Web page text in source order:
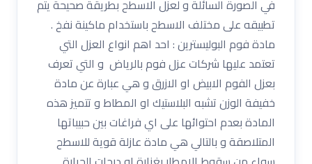
في الصورة السائلة و لعزل الاسطح بطريقة صحيحة يتم
تطبيقه على مختلف الاسطح باستخدام ماكينة نفخ .
مادة فوم البوليسترين : احد اهم انواع العزل التي
تعتمد عليها شركات عزل فوم بالرياض و التي تعرف
بعزل الفوم الابيض او الازرق و هي عبارة عن مادة
خفيفة الوزن تشبه البلاستيك او المطاط و تتميز هذه
المادة بعدم احتوائها على اي فراغات بين حبيباتها
المتلاصقة و بالتالي هي مادة عازلة قوية للاسطح